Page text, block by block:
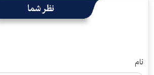
نظر شما
نام